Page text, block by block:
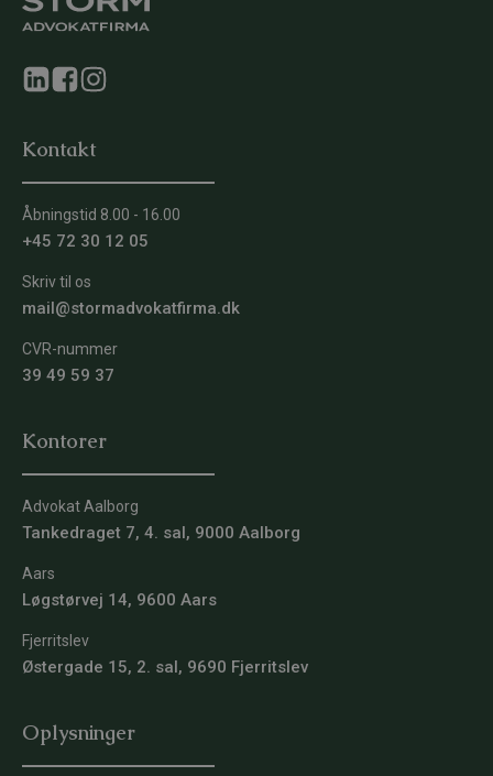
Kontakt
Åbningstid 8.00 - 16.00
+45 72 30 12 05
Skriv til os
mail@stormadvokatfirma.dk
CVR-nummer
39 49 59 37
Kontorer
Advokat Aalborg
Tankedraget 7, 4. sal, 9000 Aalborg
Aars
Løgstørvej 14, 9600 Aars
Fjerritslev
Østergade 15, 2. sal, 9690 Fjerritslev
Oplysninger